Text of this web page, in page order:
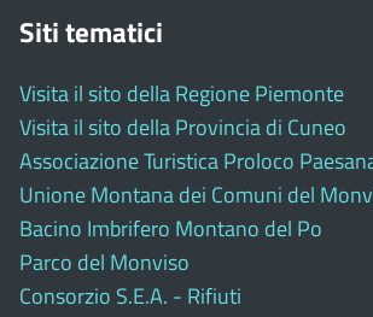
Siti tematici
Visita il sito della Regione Piemonte
Visita il sito della Provincia di Cuneo
Associazione Turistica Proloco
Unione Montana dei Comuni del
Bacino Imbrifero Montano del Po
Parco del Monviso
Consorzio S.E.A. - Rifiuti